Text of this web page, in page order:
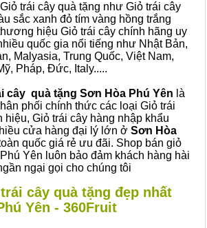
trái cây quà tặng như Giỏ trái cây
sắc xanh đỏ tím vàng hồng trắng
hiệu Giỏ trái cây chính hãng uy
quốc gia nổi tiếng như Nhật Bản,
Malyasia, Trung Quốc, Việt Nam,
Pháp, Đức, Italy.....
cây quà tặng Sơn Hòa Phú Yên là
phối chính thức các loại Giỏ trái
hiệu, Giỏ trái cây hàng nhập khẩu
cửa hàng đại lý lớn ở Sơn Hòa
quốc giá rẻ ưu đãi. Shop bán giỏ
Yên luôn bảo đảm khách hàng hài
ngại gọi cho chúng tôi
cây quà tặng đẹp nhất
Yên - 360Fruit